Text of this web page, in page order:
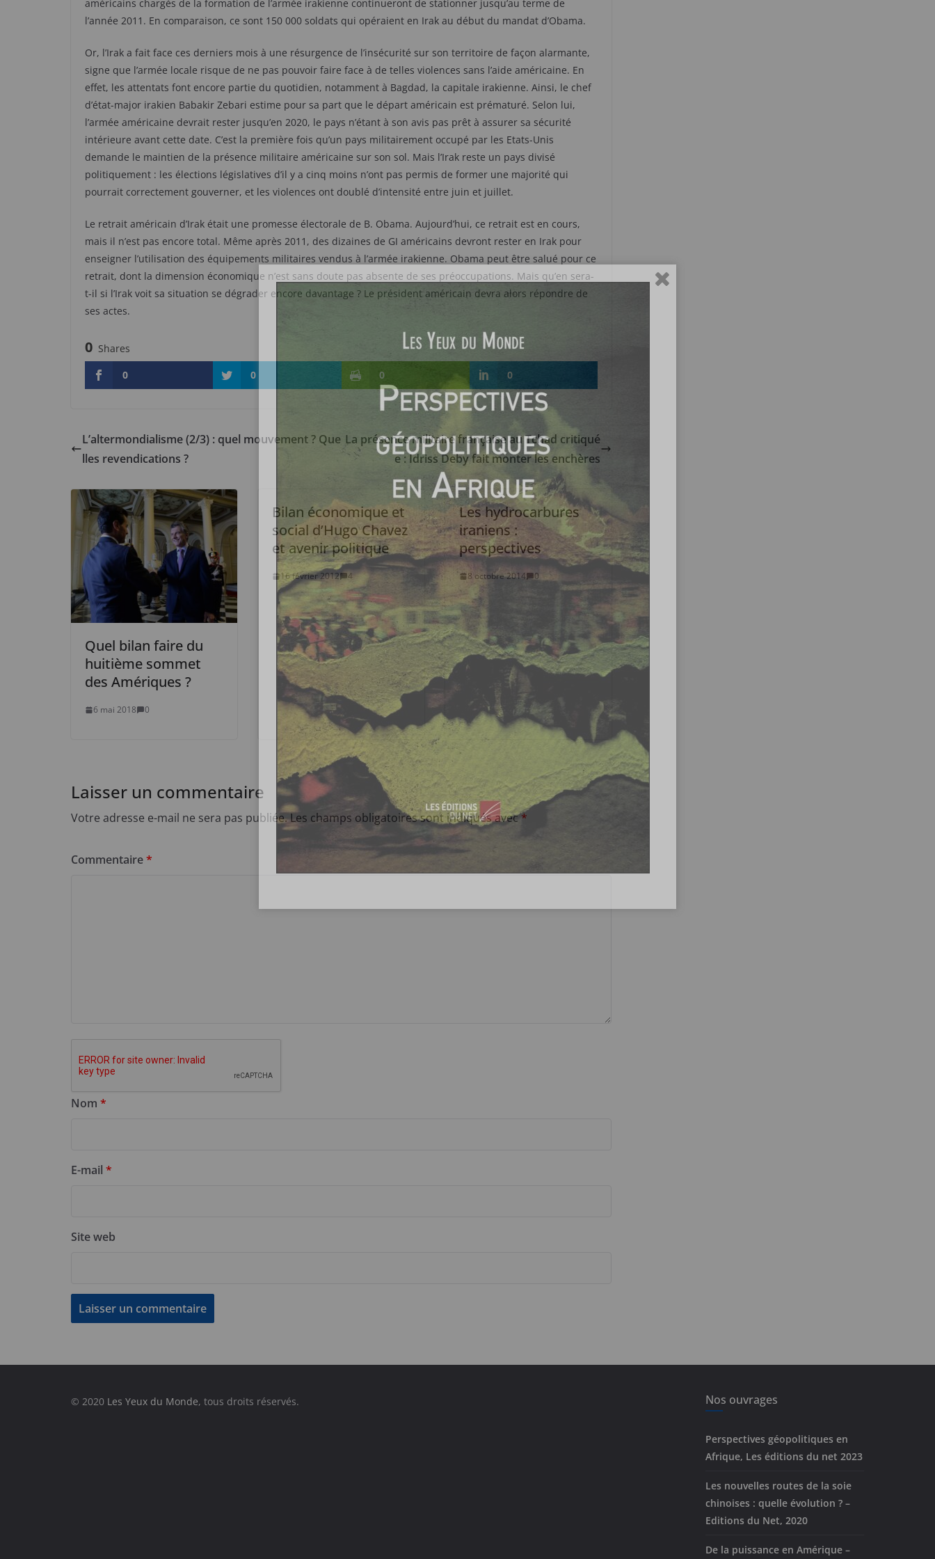
américains chargés de la formation de l’armée irakienne continueront de stationner jusqu’au terme de
l’année 2011. En comparaison, ce sont 150 000 soldats qui opéraient en Irak au début du mandat d’Obama.
Or, l’Irak a fait face ces derniers mois à une résurgence de l’insécurité sur son territoire de façon alarmante,
signe que l’armée locale risque de ne pas pouvoir faire face à de telles violences sans l’aide américaine. En
effet, les attentats font encore partie du quotidien, notamment à Bagdad, la capitale irakienne. Ainsi, le chef
d’état-major irakien Babakir Zebari estime pour sa part que le départ américain est prématuré. Selon lui,
l’armée américaine devrait rester jusqu’en 2020, le pays n’étant à son avis pas prêt à assurer sa sécurité
intérieure avant cette date. C’est la première fois qu’un pays militairement occupé par les Etats-Unis
demande le maintien de la présence militaire américaine sur son sol. Mais l’Irak reste un pays divisé
politiquement : les élections législatives d’il y a cinq moins n’ont pas permis de former une majorité qui
pourrait correctement gouverner, et les violences ont doublé d’intensité entre juin et juillet.
Le retrait américain d’Irak était une promesse électorale de B. Obama. Aujourd’hui, ce retrait est en cours,
mais il n’est pas encore total. Même après 2011, des dizaines de GI américains devront rester en Irak pour
enseigner l’utilisation des équipements militaires vendus à l’armée irakienne. Obama peut être salué pour ce
retrait, dont la dimension économique n’est sans doute pas absente de ses préoccupations. Mais qu’en sera-
t-il si l’Irak voit sa situation se dégrader encore davantage ? Le président américain devra alors répondre de
ses actes.
0 Shares
0
0 0 0
L’altermondialisme (2/3) : quel mouvement ? Que
lles revendications ?
La présence militaire française au Tchad critiqué
e : Idriss Deby fait monter les enchères
Quel bilan faire du
huitième sommet
des Amériques ?
6 mai 2018 0
Bilan économique et
social d’Hugo Chavez
et avenir politique
16 février 2012 4
Les hydrocarbures
iraniens :
perspectives
8 octobre 2014 0
Laisser un commentaire
Votre adresse e-mail ne sera pas publiée.Les champs obligatoires sont indiqués avec*
Commentaire*
Nom *
E-mail *
Site web
© 2020 Les Yeux du Monde, tous droits réservés. Nos ouvrages
Perspectives géopolitiques en
Afrique, Les éditions du net 2023
Les nouvelles routes de la soie
chinoises : quelle évolution ? –
Editions du Net, 2020
De la puissance en Amérique –